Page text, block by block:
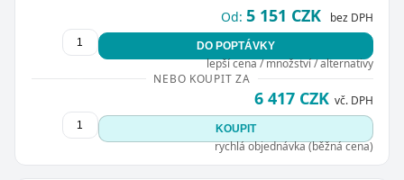
Od: 5 151 CZK bez DPH
DO POPTÁVKY
lepší cena / množství / alternativy
NEBO KOUPIT ZA
6 417 CZK vč. DPH
KOUPIT
rychlá objednávka (běžná cena)